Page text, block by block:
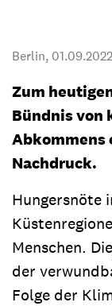
Sie brauchen
Entdecken Sie
Geschenke
Sie brauchen
Entdecken Sie
Berlin, 01.09.2022
Zum
Bündnis von
Abkommens
Nachdruck.
Hungersnöte
Menschen.
der
Folge der